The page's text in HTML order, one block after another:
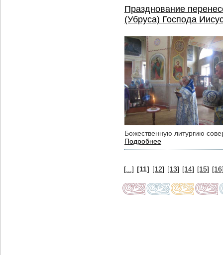
Празднование
(Убруса) Господа
Божественную литургию
Подробнее
[...] [11] [12] [13] [14] [15]